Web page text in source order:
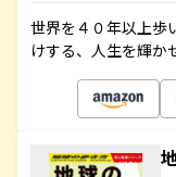
世界を４０年以上歩
けする、人生を輝か